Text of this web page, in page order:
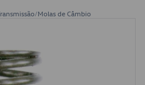
/Molas de Câmbio